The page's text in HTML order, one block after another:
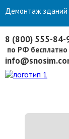
8 (800) 555-84-
по РФ бесплатно
Демонтаж зданий